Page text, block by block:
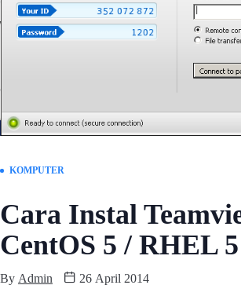
KOMPUTER
Cara Instal
CentOS 5 / RHEL 5
By Admin 26 April 2014